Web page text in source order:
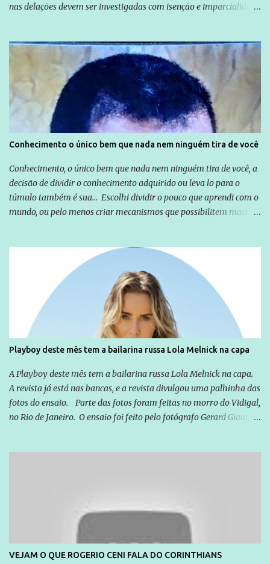
nas delações devem ser investigadas com isenção e imparcialidade
Globo manteve com o Grupo Odebrecht, citada na delação de
Emílio Odebrecht. Lula sempre atuou para promover o Brasil no
exterior, e não para promover determinadas empresas ou
empresários" Assina a nota o advogado Cristiano Zanin Martins
Conhecimento o único bem que nada nem ninguém tira de você
Conhecimento, o único bem que nada nem ninguém tira de você, a
decisão de dividir o conhecimento adquirido ou leva lo para o
túmulo também é sua... Escolhi dividir o pouco que aprendi com o
mundo, ou pelo menos criar mecanismos que possibilitem mais e
empreendedor da comunicação, que além de informação
cotidiana, corriqueira e cada vez mais preocupantes, do tipo que
você já esta acostumado a ver neste espaço, vou trabalhar a ideia
que possibilite distribuir não só informações, mas que gere de
forma consistente a riqueza do conhecimento... Exemplo: o
cidadão brasileiro não precisa só ser informado sobre operações
da Lava Jato, Reformas que podem retirar ou não direitos, ou
quem vai ser preso ou não; é preciso levar até as pessoas, do mais
simples ao mais burguês, o que diz a nossa Constituição, quais são
seus direitos e deveres em ...
Playboy deste mês tem a bailarina russa Lola Melnick na capa
A Playboy deste mês tem a bailarina russa Lola Melnick na capa.
A revista já está nas bancas, e a revista divulgou uma palhinha das
fotos do ensaio. Parte das fotos foram feitas no morro do Vidigal,
no Rio de Janeiro. O ensaio foi feito pelo fotógrafo Gerard Giaume
VEJAM O QUE ROGERIO CENI FALA DO CORINTHIANS